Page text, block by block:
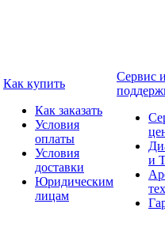
Как купить
Как заказать
Условия
оплаты
Условия
доставки
Юридическим
лицам
Сервис
и